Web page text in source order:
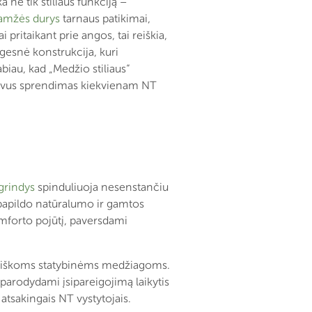
durys tarnaus patikimai,
pritaikant prie angos, tai reiškia,
konstrukcija, kuri
kad „Medžio stiliaus“
sprendimas kiekvienam NT
spinduliuoja nesenstančiu
natūralumo ir gamtos
pojūtį, paversdami
statybinėms medžiagoms.
įsipareigojimą laikytis
NT vystytojais.